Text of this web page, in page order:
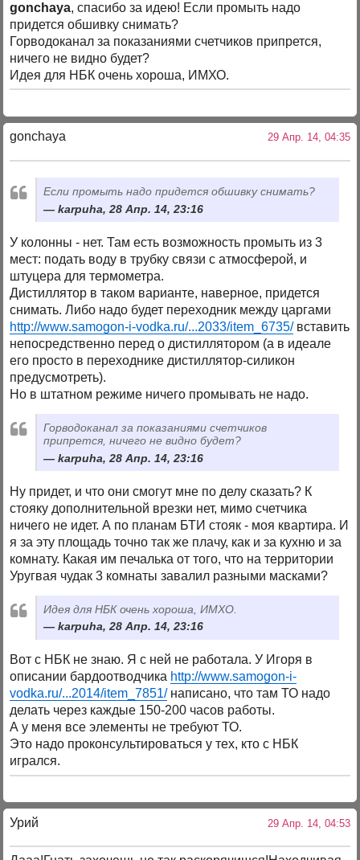
gonchaya, спасибо за идею! Если промыть надо
придется обшивку снимать?
Горводоканал за показаниями счетчиков припрется,
ничего не видно будет?
Идея для НБК очень хороша, ИМХО.
gonchaya 29 Апр. 14, 04:35
Если промыть надо придется обшивку снимать?
karpuha, 28 Апр. 14, 23:16
У колонны - нет. Там есть возможность промыть из 3
мест: подать воду в трубку связи с атмосферой, и
штуцера для термометра.
Дистиллятор в таком варианте, наверное, придется
снимать. Либо надо будет переходник между царгами
http://www.samogon-i-vodka.ru/...2033/item_6735/вставить
непосредственно перед о дистиллятором (а в идеале
его просто в переходнике дистиллятор-силикон
предусмотреть).
Но в штатном режиме ничего промывать не надо.
Горводоканал за показаниями счетчиков
припрется, ничего не видно будет?
karpuha, 28 Апр. 14, 23:16
Ну придет, и что они смогут мне по делу сказать? К
стояку дополнительной врезки нет, мимо счетчика
ничего не идет. А по планам БТИ стояк - моя квартира. И
я за эту площадь точно так же плачу, как и за кухню и за
комнату. Какая им печалька от того, что на территории
Уругвая чудак 3 комнаты завалил разными масками?
Идея для НБК очень хороша, ИМХО.
karpuha, 28 Апр. 14, 23:16
Вот с НБК не знаю. Я с ней не работала. У Игоря в
описании бардоотводчика http://www.samogon-i-
vodka.ru/...2014/item_7851/написано, что там ТО надо
делать через каждые 150-200 часов работы.
А у меня все элементы не требуют ТО.
Это надо проконсультироваться у тех, кто с НБК
игрался.
Урий 29 Апр. 14, 04:53